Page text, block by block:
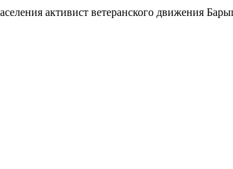
активист ветеранского движения